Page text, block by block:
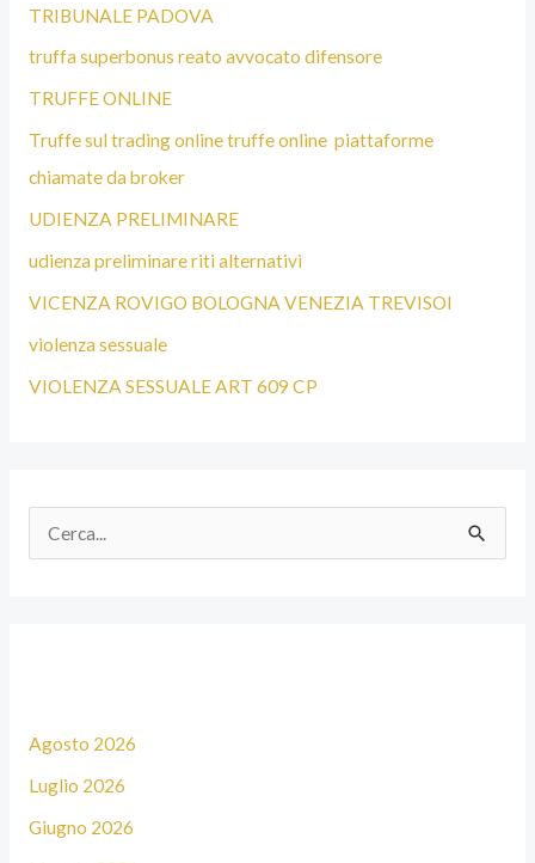
TRIBUNALE PADOVA
truffa superbonus reato avvocato difensore
TRUFFE ONLINE
Truffe sul trading online truffe online piattaforme
chiamate da broker
UDIENZA PRELIMINARE
udienza preliminare riti alternativi
VICENZA ROVIGO BOLOGNA VENEZIA TREVISOI
violenza sessuale
VIOLENZA SESSUALE ART 609 CP
Agosto 2026
Luglio 2026
Giugno 2026